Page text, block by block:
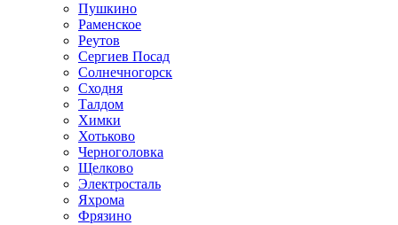
Пушкино
Раменское
Реутов
Сергиев Посад
Солнечногорск
Сходня
Талдом
Химки
Хотьково
Черноголовка
Щелково
Электросталь
Яхрома
Фрязино